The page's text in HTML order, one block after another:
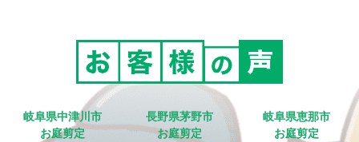
岐阜県中津川市
お庭剪定
長野県茅野市
お庭剪定
岐阜県恵那市
お庭剪定